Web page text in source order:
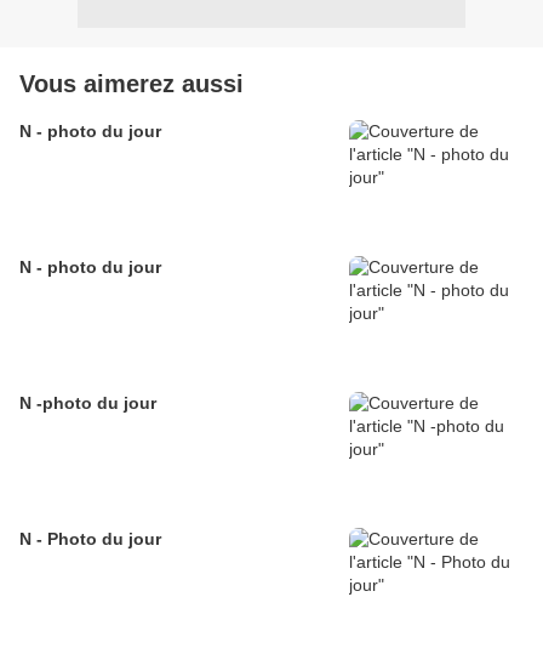
Vous aimerez aussi
N - photo du jour
N - photo du jour
N -photo du jour
N - Photo du jour